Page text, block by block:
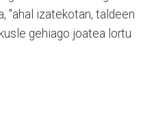
"ahal izatekotan, taldeen
gehiago joatea lortu